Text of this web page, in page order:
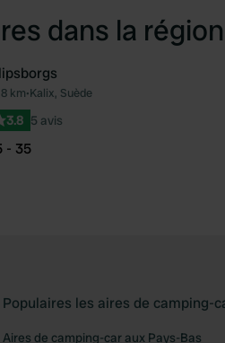
dans la région
km•Kalix, Suède
3.8 5 avis
- 35
Populaires les aires de camping-
Aires de camping-car aux Pays-Bas